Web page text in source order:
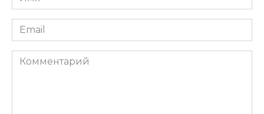
*
Email
*
Комментарий